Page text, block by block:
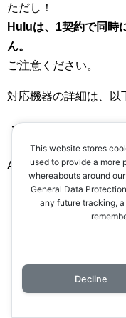
ただし！
Huluは、1契約で同時
ん。
ご注意ください。
対応機器の詳細は、以
・パソコン（
・スマートフォン、
Amazon Fire）
・Amazon Fire TV、
・Apple TV
・Air Stick
・PlayStation 4
This website stores
used to provide a more
whereabouts around
General Data
any future tracking,
Decline